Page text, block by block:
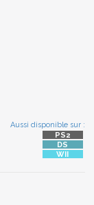
Aussi disponible sur :